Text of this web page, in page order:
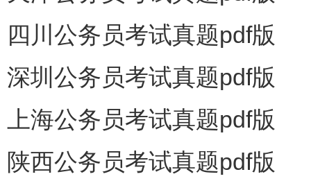
四川公务员考试真题pdf版
深圳公务员考试真题pdf版
上海公务员考试真题pdf版
陕西公务员考试真题pdf版